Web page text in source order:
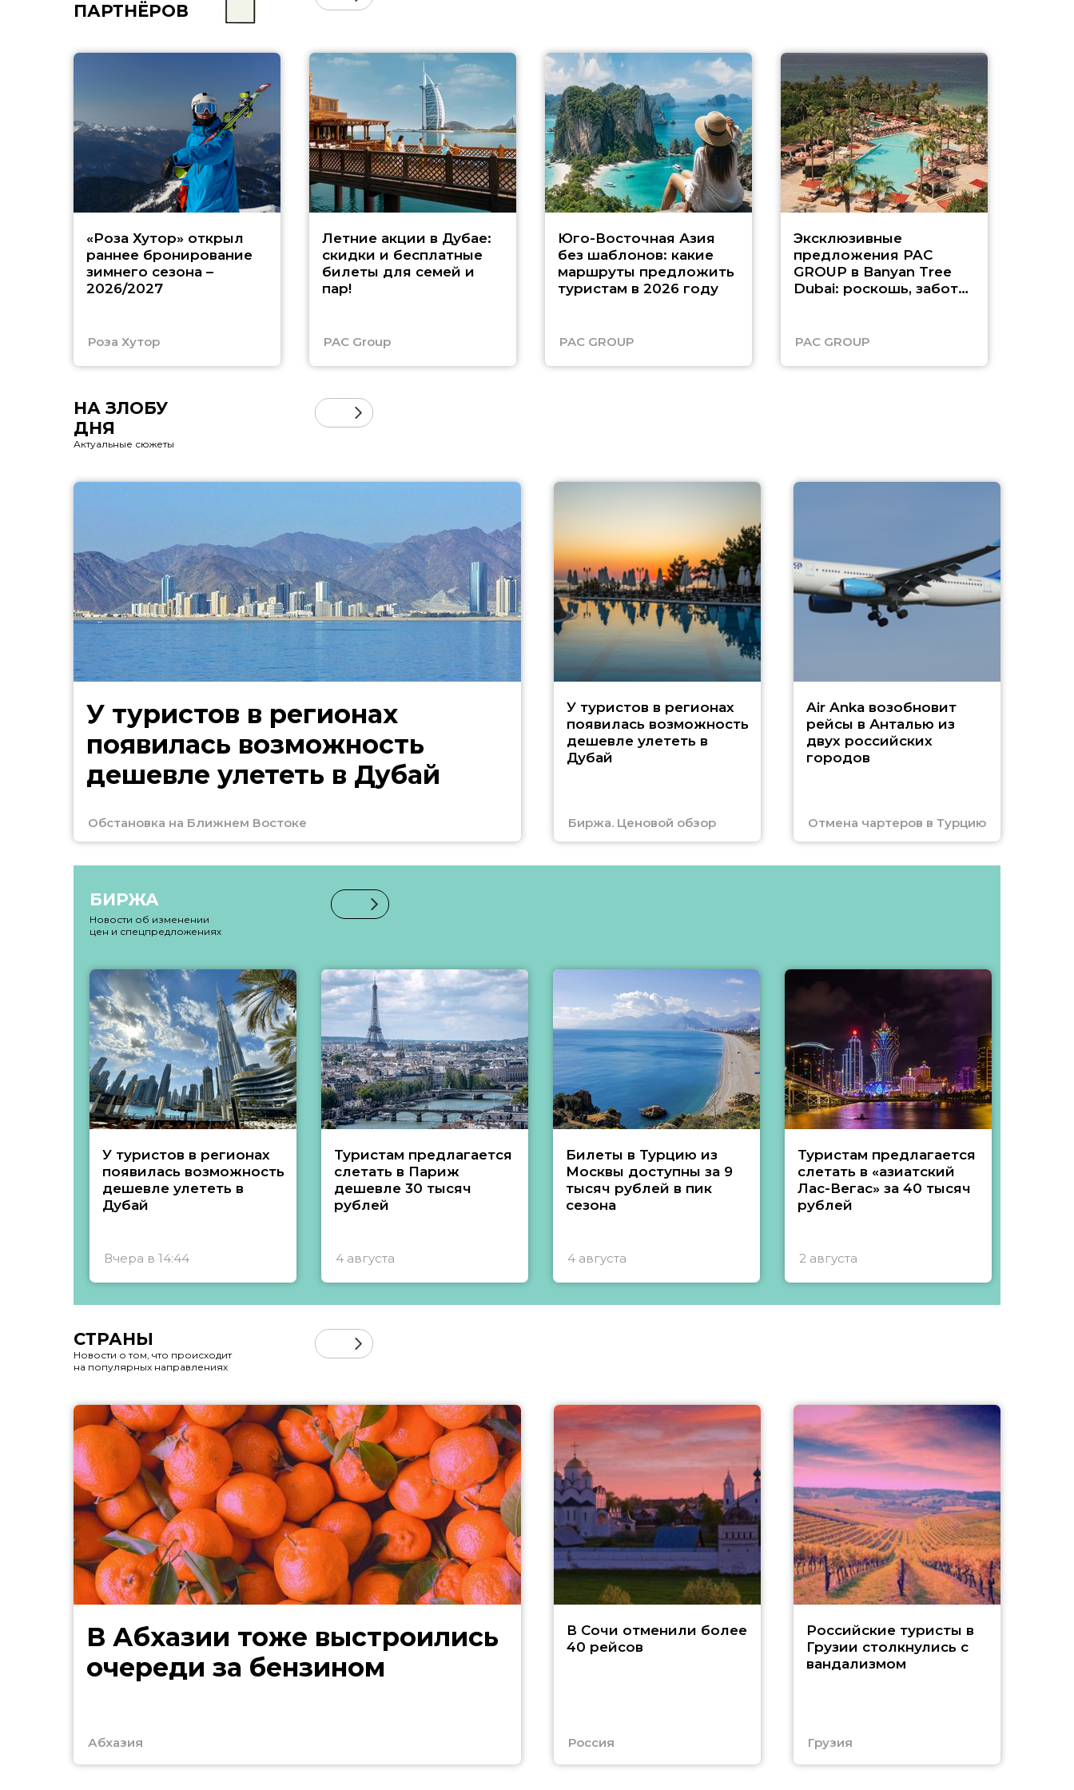
ПАРТНЁРОВ
«Роза Хутор» открыл
раннее бронирование
зимнего сезона –
2026/2027
Роза Хутор
Летние акции в Дубае:
скидки и бесплатные
билеты для семей и
пар!
PAC Group
Юго-Восточная Азия
без шаблонов: какие
маршруты предложить
туристам в 2026 году
PAC GROUP
Эксклюзивные
предложения PAC
GROUP в Banyan Tree
Dubai: роскошь, забота
PAC GROUP
НА ЗЛОБУ
ДНЯ
Актуальные сюжеты
У туристов в регионах
появилась возможность
дешевле улететь в Дубай
Обстановка на Ближнем Востоке
У туристов в регионах
появилась возможность
дешевле улететь в
Дубай
Биржа. Ценовой обзор
Air Anka возобновит
рейсы в Анталью из
двух российских
городов
Отмена чартеров в Турцию
БИРЖА
Новости об изменении
цен и спецпредложениях
У туристов в регионах
появилась возможность
дешевле улететь в
Дубай
Вчера в 14:44
Туристам предлагается
слетать в Париж
дешевле 30 тысяч
рублей
4 августа
Билеты в Турцию из
Москвы доступны за 9
тысяч рублей в пик
сезона
4 августа
Туристам предлагается
слетать в «азиатский
Лас-Вегас» за 40 тысяч
рублей
2 августа
СТРАНЫ
Новости о том, что происходит
на популярных направлениях
В Абхазии тоже выстроились
очереди за бензином
Абхазия
В Сочи отменили более
40 рейсов
Россия
Российские туристы в
Грузии столкнулись с
вандализмом
Грузия